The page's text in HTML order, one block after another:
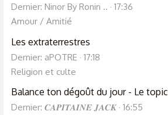
Dernier: Ninor By Ronin ..
17:36
Amour / Amitié
Les extraterrestres
Dernier: aPOTRE
17:18
Religion et culte
Balance ton dégoût du jour - Le
Dernier: 𝑪𝑨𝑷𝑰𝑻𝑨𝑰𝑵𝑬 𝑱𝑨𝑪𝑲 16:55